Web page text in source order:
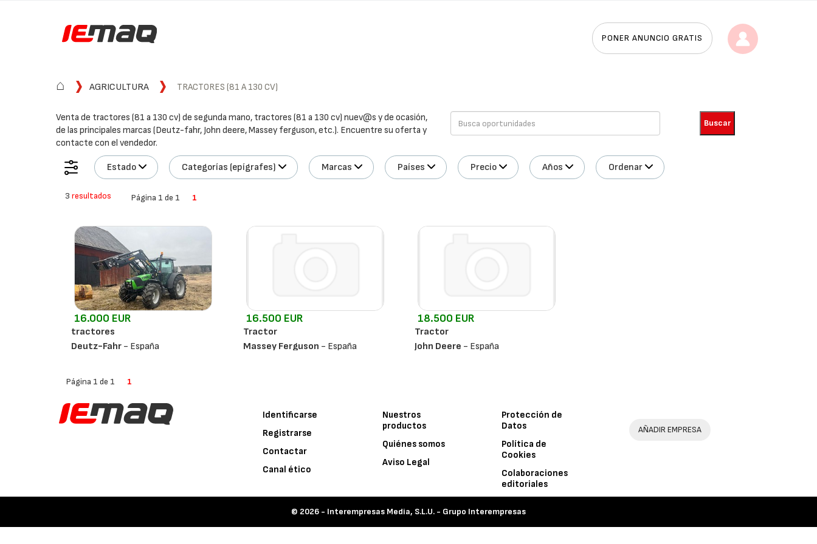
PONER ANUNCIO GRATIS
⌂ AGRICULTURA TRACTORES (81 A 130 CV)
Venta de tractores (81 a 130 cv) de segunda mano, tractores (81 a 130 cv) nuev@s y de ocasión,
de las principales marcas (Deutz-fahr, John deere, Massey ferguson, etc.). Encuentre su oferta y
contacte con el vendedor.
Estado Categorías (epígrafes) Marcas Países Precio Años Ordenar
3 resultados Página 1 de 1 1
16.000 EUR
tractores
Deutz-Fahr - España
16.500 EUR
Tractor
Massey Ferguson - España
18.500 EUR
Tractor
John Deere - España
Página 1 de 1 1
Identificarse
Registrarse
Contactar
Canal ético
Nuestros
productos
Quiénes somos
Aviso Legal
Protección de
Datos
Política de
Cookies
Colaboraciones
editoriales
AÑADIR EMPRESA
© 2026 - Interempresas Media, S.L.U. - Grupo Interempresas